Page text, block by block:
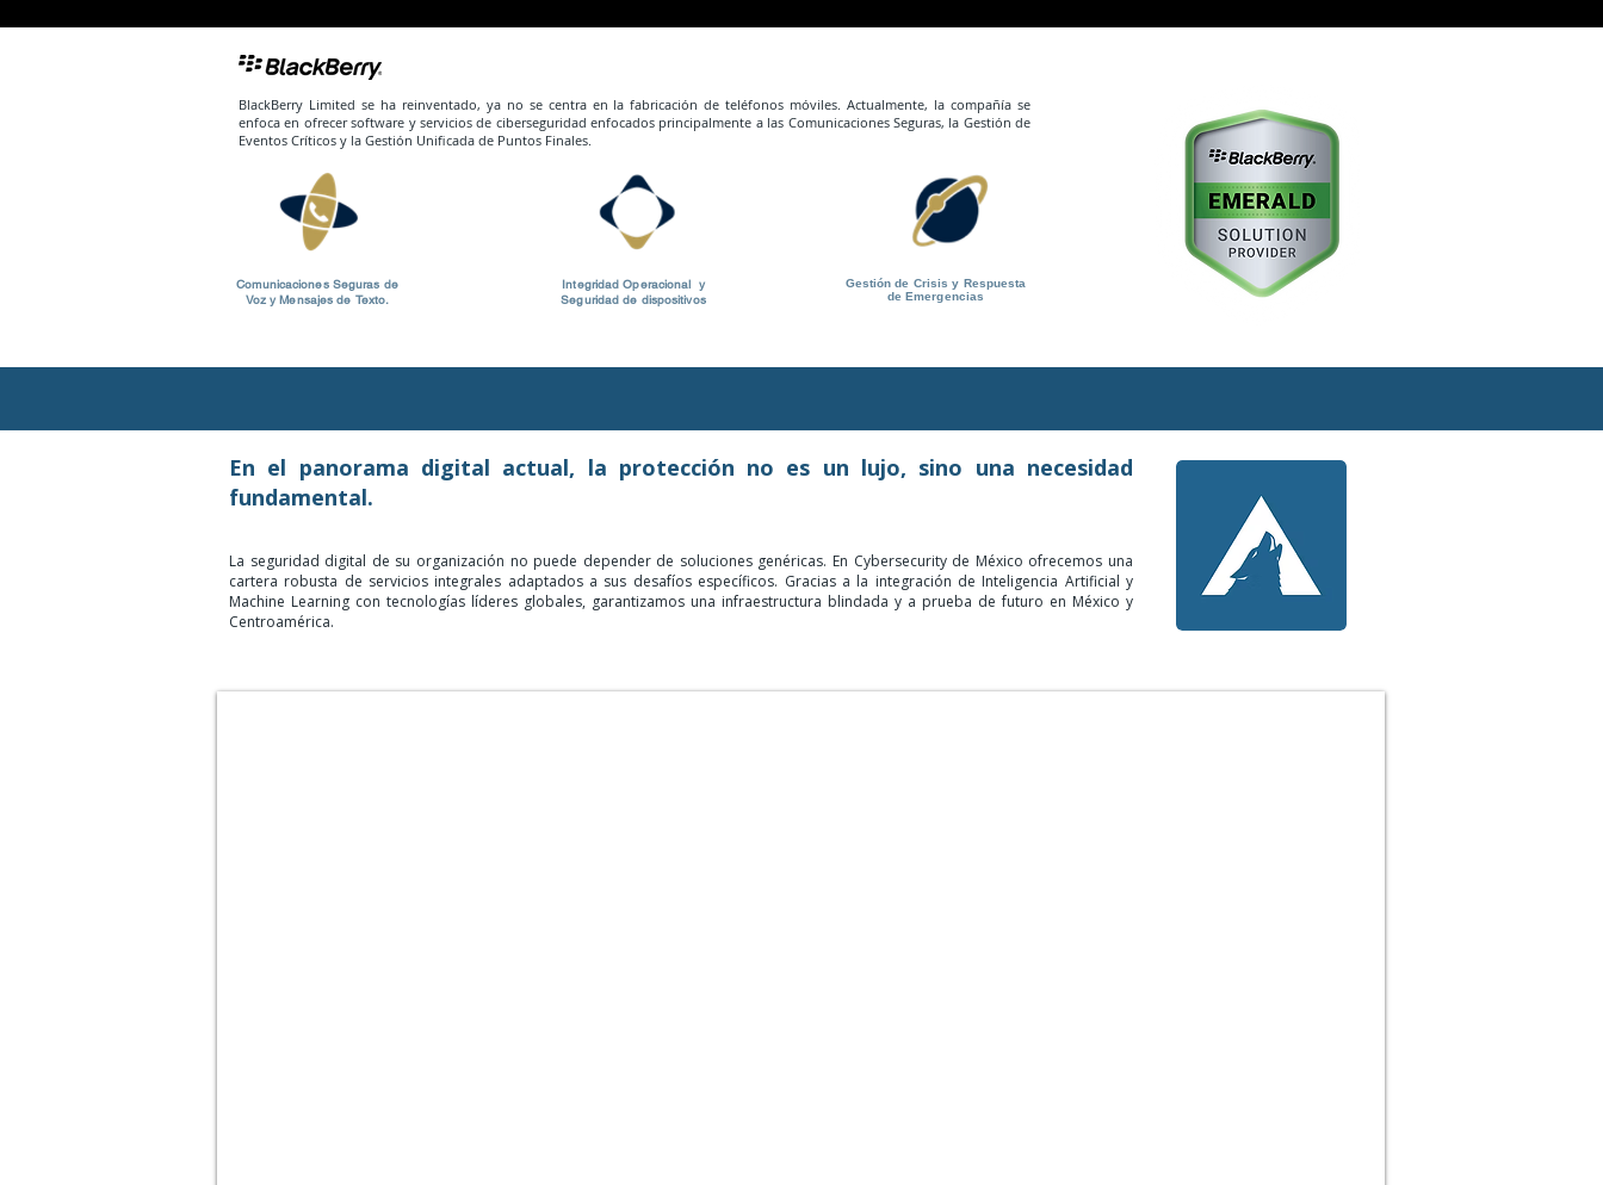
BlackBerry Limited se ha reinventado, ya no se centra en la fabricación de teléfonos móviles. Actualmente, la compañía se
enfoca en ofrecer software y servicios de ciberseguridad enfocados principalmente a las Comunicaciones Seguras, la Gestión de
Eventos Críticos y la Gestión Unificada de Puntos Finales.​
Comunicaciones Seguras de
Voz y Mensajes de Texto.
Integridad Operacional y
Seguridad de dispositivos
Gestión de Crisis y Respuesta
de Emergencias
En el panorama digital actual, la protección no es un lujo, sino una necesidad
fundamental.
La seguridad digital de su organización no puede depender de soluciones genéricas. En Cybersecurity de México ofrecemos una
cartera robusta de servicios integrales adaptados a sus desafíos específicos. Gracias a la integración de Inteligencia Artificial y
Machine Learning con tecnologías líderes globales, garantizamos una infraestructura blindada y a prueba de futuro en México y
Centroamérica.